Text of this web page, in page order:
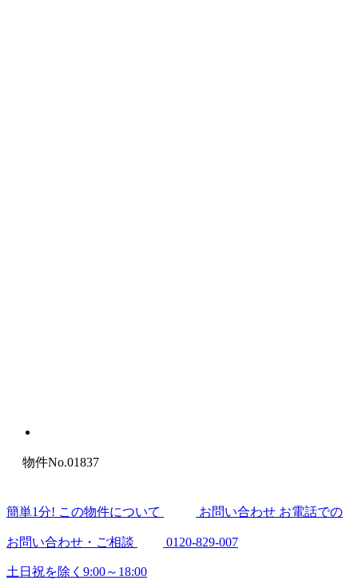
物件No.01837
簡単1分! この物件について お問い合わせ お電話での
お問い合わせ・ご相談 0120-829-007
土日祝を除く9:00～18:00